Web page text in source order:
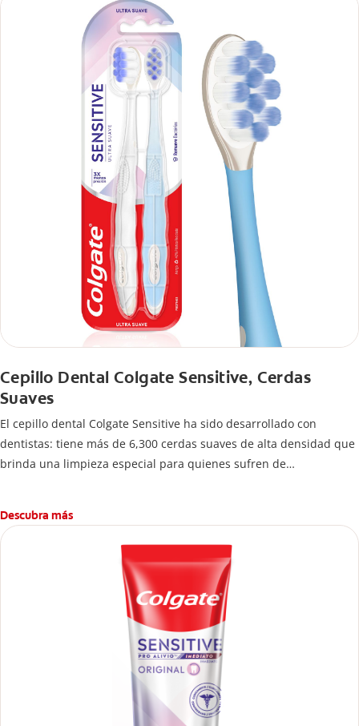
Cepillo Dental Colgate Sensitive, Cerdas
Suaves
El cepillo dental Colgate Sensitive ha sido desarrollado con
dentistas: tiene más de 6,300 cerdas suaves de alta densidad que
brinda una limpieza especial para quienes sufren de
Descubra más